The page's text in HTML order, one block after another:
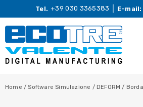
Tel. +39 030 3365383 E-mail:
Home /Software Simulazione / DEFORM /